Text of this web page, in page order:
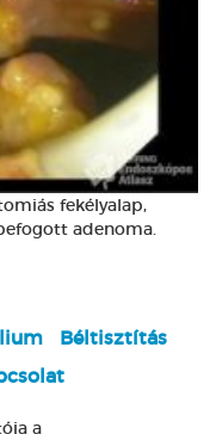
fekélyalap,
adenoma.
Béltisztítás
a